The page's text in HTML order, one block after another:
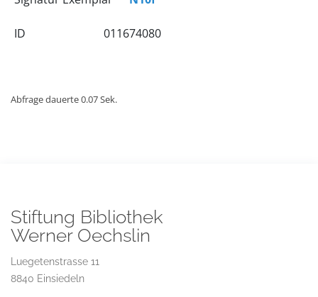
ID 011674080
Abfrage dauerte 0.07 Sek.
Stiftung Bibliothek
Werner Oechslin
Luegetenstrasse 11
8840 Einsiedeln